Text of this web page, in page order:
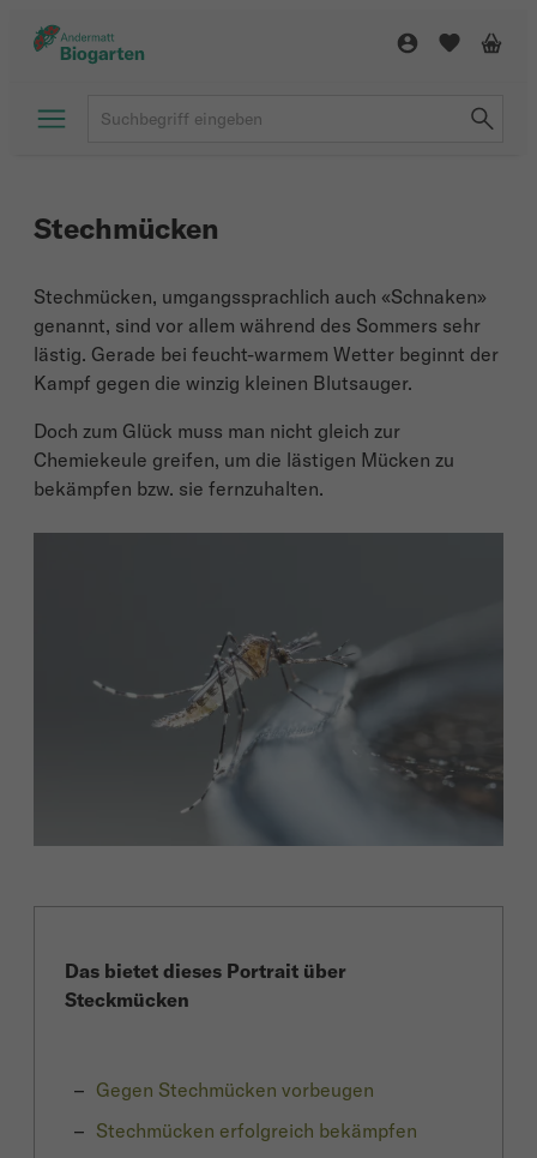
Stechmücken
Stechmücken, umgangssprachlich auch «Schnaken»
genannt, sind vor allem während des Sommers sehr
lästig. Gerade bei feucht-warmem Wetter beginnt der
Kampf gegen die winzig kleinen Blutsauger.
Doch zum Glück muss man nicht gleich zur
Chemiekeule greifen, um die lästigen Mücken zu
bekämpfen bzw. sie fernzuhalten.
Das bietet dieses Portrait über
Steckmücken
Gegen Stechmücken vorbeugen
Stechmücken erfolgreich bekämpfen